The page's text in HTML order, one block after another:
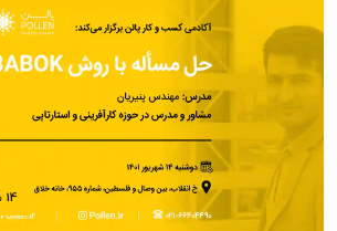
14 شهریور ساعت 19-17